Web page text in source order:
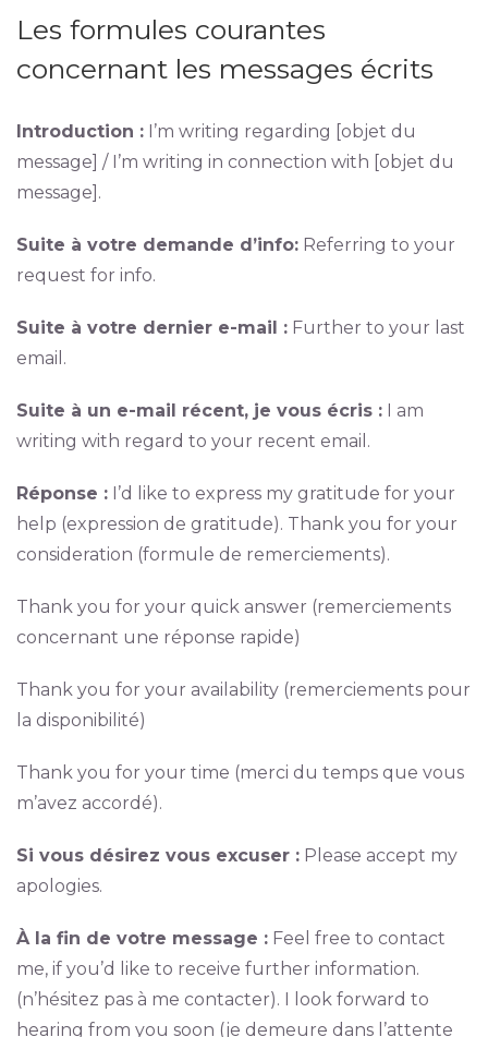
Les formules courantes
concernant les messages écrits
Introduction :I’m writing regarding [objet du
message] / I’m writing in connection with [objet du
message].
Suite à votre demande d’info:Referring to your
request for info.
Suite à votre dernier e-mail :Further to your last
email.
Suite à un e-mail récent, je vous écris :I am
writing with regard to your recent email.
Réponse :I’d like to express my gratitude for your
help (expression de gratitude). Thank you for your
consideration (formule de remerciements).
Thank you for your quick answer (remerciements
concernant une réponse rapide)
Thank you for your availability (remerciements pour
la disponibilité)
Thank you for your time (merci du temps que vous
m’avez accordé).
Si vous désirez vous excuser :Please accept my
apologies.
À la fin de votre message :Feel free to contact
me, if you’d like to receive further information.
(n’hésitez pas à me contacter). I look forward to
hearing from you soon (je demeure dans l’attente